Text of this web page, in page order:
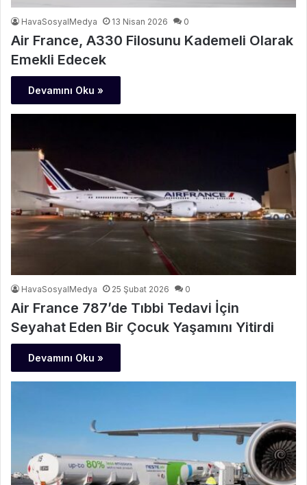
HavaSosyalMedya 13 Nisan 2026 0
Air France, A330 Filosunu Kademeli Olarak
Emekli Edecek
Devamını Oku »
HavaSosyalMedya 25 Şubat 2026 0
Air France 787’de Tıbbi Tedavi İçin
Seyahat Eden Bir Çocuk Yaşamını Yitirdi
Devamını Oku »